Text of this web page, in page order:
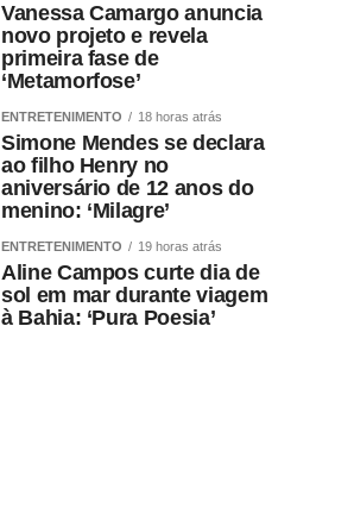
Vanessa Camargo anuncia
novo projeto e revela
primeira fase de
‘Metamorfose’
ENTRETENIMENTO 18 horas atrás
Simone Mendes se declara
ao filho Henry no
aniversário de 12 anos do
menino: ‘Milagre’
ENTRETENIMENTO 19 horas atrás
Aline Campos curte dia de
sol em mar durante viagem
à Bahia: ‘Pura Poesia’